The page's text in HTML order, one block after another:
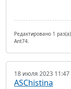
Редактировано 1
Ant74.
18 июля 2023 11:47
ASChistina